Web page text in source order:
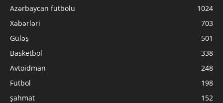
Azərbaycan futbolu
1024
Xəbərləri
703
Güləş
501
Basketbol
338
Avtoidman
248
Futbol
198
şahmat
152